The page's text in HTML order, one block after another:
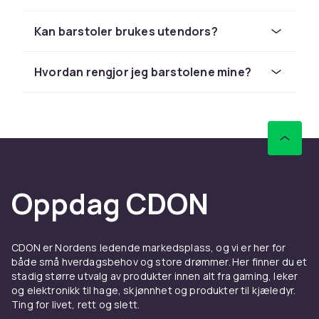
Materialer og design
gir et varmt og naturlig uttrykk som passer
godt til skandinaviske eller landlige hjem.
sittepute? Se vart utvalg av
spisestolersom ogsa kan fungere ved hoje
bord.
Match barstolene med din eksisterende
innredning. En fargerik barstol kan bli et
ioyenfallende blikkfang, mens en noeytral
modell passer til enhver innredningsstil.
Kan barstoler brukes utendors?
Hvordan rengjor jeg barstolene mine?
Oppdag CDON
CDON er Nordens ledende markedsplass, og vi er her for
både små hverdagsbehov og store drømmer. Her finner du et
stadig større utvalg av produkter innen alt fra gaming, leker
og elektronikk til hage, skjønnhet og produkter til kjæledyr.
Ting for livet, rett og slett.